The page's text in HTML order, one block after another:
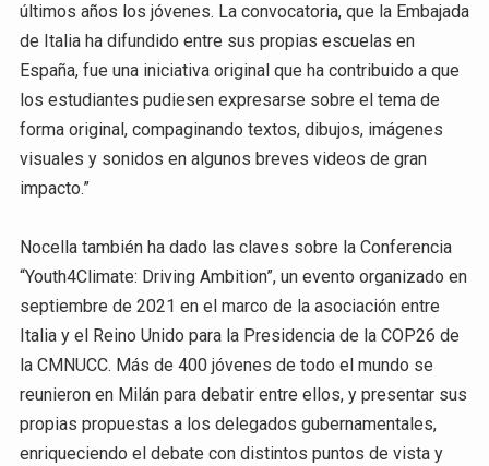
últimos años los jóvenes. La convocatoria, que la Embajada
de Italia ha difundido entre sus propias escuelas en
España, fue una iniciativa original que ha contribuido a que
los estudiantes pudiesen expresarse sobre el tema de
forma original, compaginando textos, dibujos, imágenes
visuales y sonidos en algunos breves videos de gran
impacto.”
Nocella también ha dado las claves sobre la Conferencia
“Youth4Climate: Driving Ambition”, un evento organizado en
septiembre de 2021 en el marco de la asociación entre
Italia y el Reino Unido para la Presidencia de la COP26 de
la CMNUCC. Más de 400 jóvenes de todo el mundo se
reunieron en Milán para debatir entre ellos, y presentar sus
propias propuestas a los delegados gubernamentales,
enriqueciendo el debate con distintos puntos de vista y